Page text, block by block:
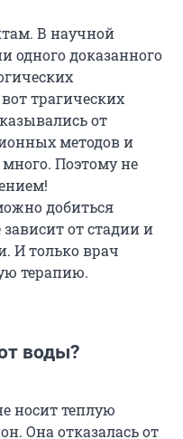
В научной
одного доказанного
трагических
от
методов и
Поэтому не
добиться
от стадии и
И только врач
терапию.
воды?
носит теплую
Она отказалась от